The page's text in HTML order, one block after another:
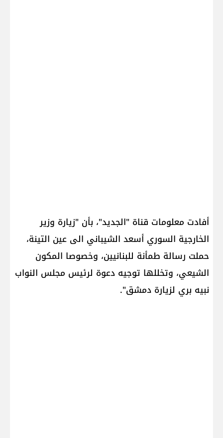
أفادت معلومات قناة "الجديد"، بأن "زيارة وزير
الخارجية السوري ​أسعد الشيباني​ الى عين التينة،
حملت رسالة طمأنة للبنانيين، وخصوصا المكون
الشيعي، وتخللها توجيه دعوة لرئيس مجلس النواب
​نبيه بري​ لزيارة دمشق".